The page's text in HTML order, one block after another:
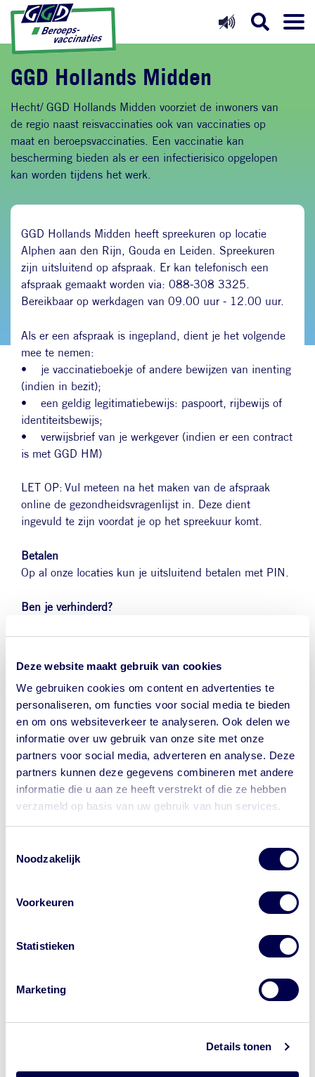
Deze website maakt gebruik van cookies
We gebruiken cookies om content en advertenties te
personaliseren, om functies voor social media te bieden
en om ons websiteverkeer te analyseren. Ook delen we
informatie over uw gebruik van onze site met onze
partners voor social media, adverteren en analyse. Deze
partners kunnen deze gegevens combineren met andere
informatie die u aan ze heeft verstrekt of die ze hebben
verzameld op basis van uw gebruik van hun services.
Noodzakelijk
Voorkeuren
Statistieken
Marketing
Details tonen
Direct naar inhoud
Direct naar hoofdnavigatie
Direct naar zoekfunctie
GGD Hollands Midden
Hecht/ GGD Hollands Midden voorziet de inwoners van
de regio naast reisvaccinaties ook van vaccinaties op
maat en beroepsvaccinaties. Een vaccinatie kan
bescherming bieden als er een infectierisico opgelopen
kan worden tijdens het werk.
GGD Hollands Midden heeft spreekuren op locatie
Alphen aan den Rijn, Gouda en Leiden. Spreekuren
zijn uitsluitend op afspraak. Er kan telefonisch een
afspraak gemaakt worden via: 088-308 3325.
Bereikbaar op werkdagen van 09.00 uur - 12.00 uur.
Als er een afspraak is ingepland, dient je het volgende
mee te nemen:
• je vaccinatieboekje of andere bewijzen van inenting
(indien in bezit);
• een geldig legitimatiebewijs: paspoort, rijbewijs of
identiteitsbewijs;
• verwijsbrief van je werkgever (indien er een contract
is met GGD HM)
LET OP: Vul meteen na het maken van de afspraak
online de gezondheidsvragenlijst in. Deze dient
ingevuld te zijn voordat je op het spreekuur komt.
Betalen
Op al onze locaties kun je uitsluitend betalen met PIN.
Ben je verhinderd?
telefoonnummer, uiterlijk 24 uur voor je afspraak.
Midden vind je op onzewebsite.